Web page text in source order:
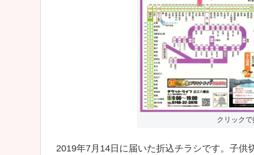
クリック
2019年7月14日に届いた折込チラシです。子供